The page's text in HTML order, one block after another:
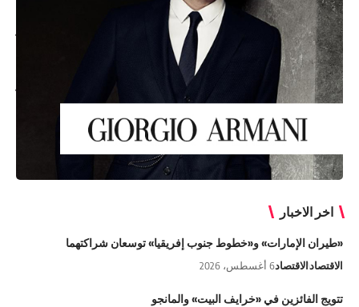
اخر الاخبار
«طيران الإمارات» و«خطوط جنوب إفريقيا» توسعان شراكتهما
الاقتصادالاقتصاد6 أغسطس، 2026
تتويج الفائزين في «خرايف البيت» والمانجو